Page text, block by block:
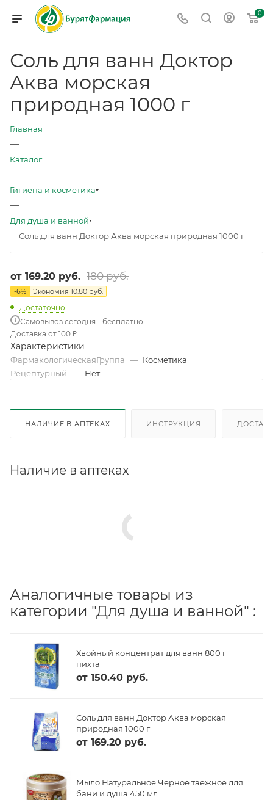
0
Соль для ванн Доктор
Аква морская
природная 1000 г
Главная
—
Каталог
—
Гигиена и косметика
—
Для душа и ванной
—Соль для ванн Доктор Аква морская природная 1000 г
от 169.20 руб. 180 руб.
-6% Экономия 10.80 руб.
Достаточно
Самовывоз сегодня - бесплатно
Доставка от 100 ₽
Характеристики
ФармакологическаяГруппа — Косметика
Рецептурный — Нет
НАЛИЧИЕ В АПТЕКАХ ИНСТРУКЦИЯ
Наличие в аптеках
Аналогичные товары из
категории "Для душа и ванной" :
Хвойный концентрат для ванн 800 г
пихта
от 150.40 руб.
Соль для ванн Доктор Аква морская
природная 1000 г
от 169.20 руб.
Мыло Натуральное Черное таежное для
бани и душа 450 мл